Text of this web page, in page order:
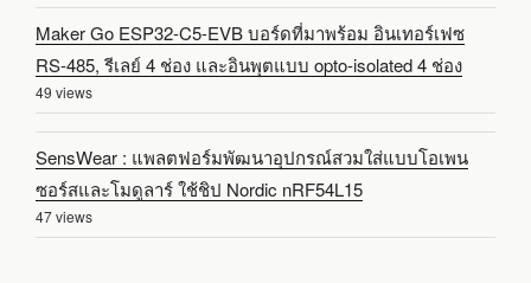
Maker Go ESP32-C5-EVB บอร์ดที่มาพร้อม อินเทอร์เฟซ
RS-485, รีเลย์ 4 ช่อง และอินพุตแบบ opto-isolated 4 ช่อง
49 views
SensWear : แพลตฟอร์มพัฒนาอุปกรณ์สวมใส่แบบโอเพน
ซอร์สและโมดูลาร์ ใช้ชิป Nordic nRF54L15
47 views